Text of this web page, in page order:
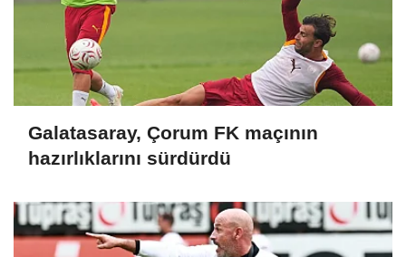
Galatasaray, Çorum FK maçının
hazırlıklarını sürdürdü